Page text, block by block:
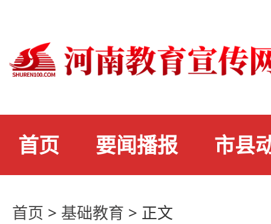
首页 要闻播报 市县
首页 > 基础教育 > 正文